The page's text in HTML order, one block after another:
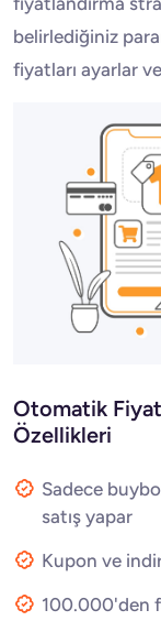
belirlediğiniz
fiyatları ayarlar
Otomatik
Özellikleri
Sadece
satış yapar
Kupon ve
100.000'den